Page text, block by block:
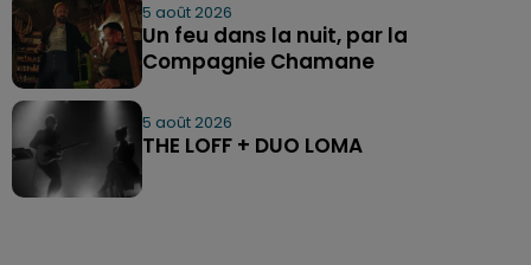
5 août 2026
Un feu dans la nuit, par la
Compagnie Chamane
5 août 2026
THE LOFF + DUO LOMA